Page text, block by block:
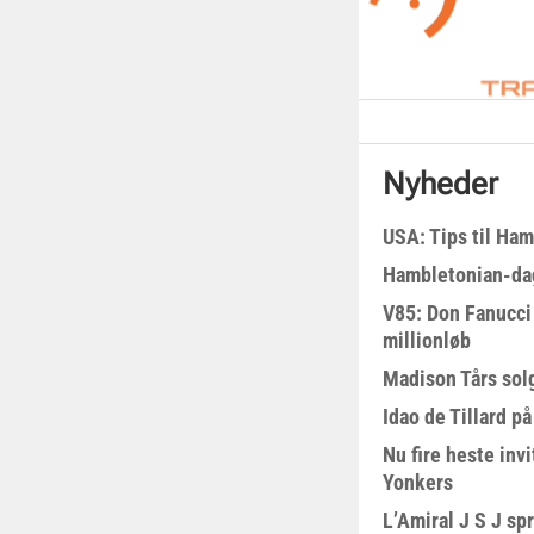
Nyheder
USA: Tips til
Hambletonian-
V85: Don
millionløb
Madison Tårs
Idao de Tillard
Nu fire heste
Yonkers
L’Amiral J S J